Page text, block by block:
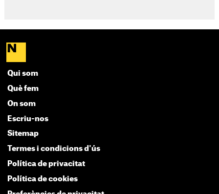
Qui som
Què fem
On som
Escriu-nos
Sitemap
Termes i condicions d'ús
Política de privacitat
Política de cookies